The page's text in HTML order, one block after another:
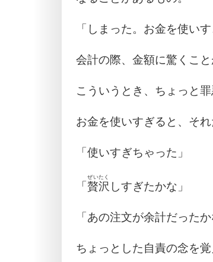
「しまった。お金を使い
会計の際、金額に驚くこ
こういうとき、ちょっと罪
お金を使いすぎると、そ
「使いすぎちゃった」
「贅沢
ぜいたく
しすぎたかな」
「あの注文が余計だったか
ちょっとした自責の念を